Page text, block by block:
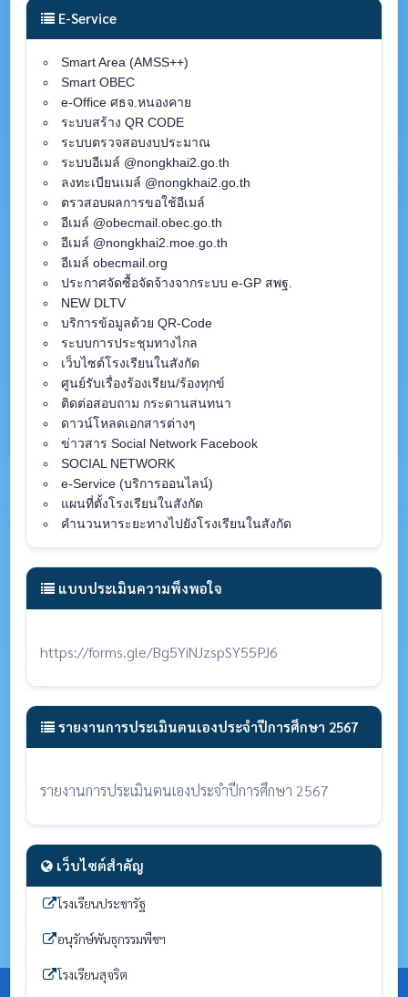
E-Service
Smart Area (AMSS++)
Smart OBEC
e-Office ศธจ.หนองคาย
ระบบสร้าง QR CODE
ระบบตรวจสอบงบประมาณ
ระบบอีเมล์ @nongkhai2.go.th
ลงทะเบียนเมล์ @nongkhai2.go.th
ตรวสอบผลการขอใช้อีเมล์
อีเมล์ @obecmail.obec.go.th
อีเมล์ @nongkhai2.moe.go.th
อีเมล์ obecmail.org
ประกาศจัดซื้อจัดจ้างจากระบบ e-GP สพฐ.
NEW DLTV
บริการข้อมูลด้วย QR-Code
ระบบการประชุมทางไกล
เว็บไซต์โรงเรียนในสังกัด
ศูนย์รับเรื่องร้องเรียน/ร้องทุกข์
ติดต่อสอบถาม กระดานสนทนา
ดาวน์โหลดเอกสารต่างๆ
ข่าวสาร Social Network Facebook
SOCIAL NETWORK
e-Service (บริการออนไลน์)
แผนที่ตั้งโรงเรียนในสังกัด
คำนวนหาระยะทางไปยังโรงเรียนในสังกัด
แบบประเมินความพึงพอใจ
https://forms.gle/Bg5YiNJzspSY55PJ6
รายงานการประเมินตนเองประจำปีการศึกษา 2567
รายงานการประเมินตนเองประจำปีการศึกษา 2567
เว็บไซต์สำคัญ
โรงเรียนประชารัฐ
อนุรักษ์พันธุกรรมพืชฯ
โรงเรียนสุจริต